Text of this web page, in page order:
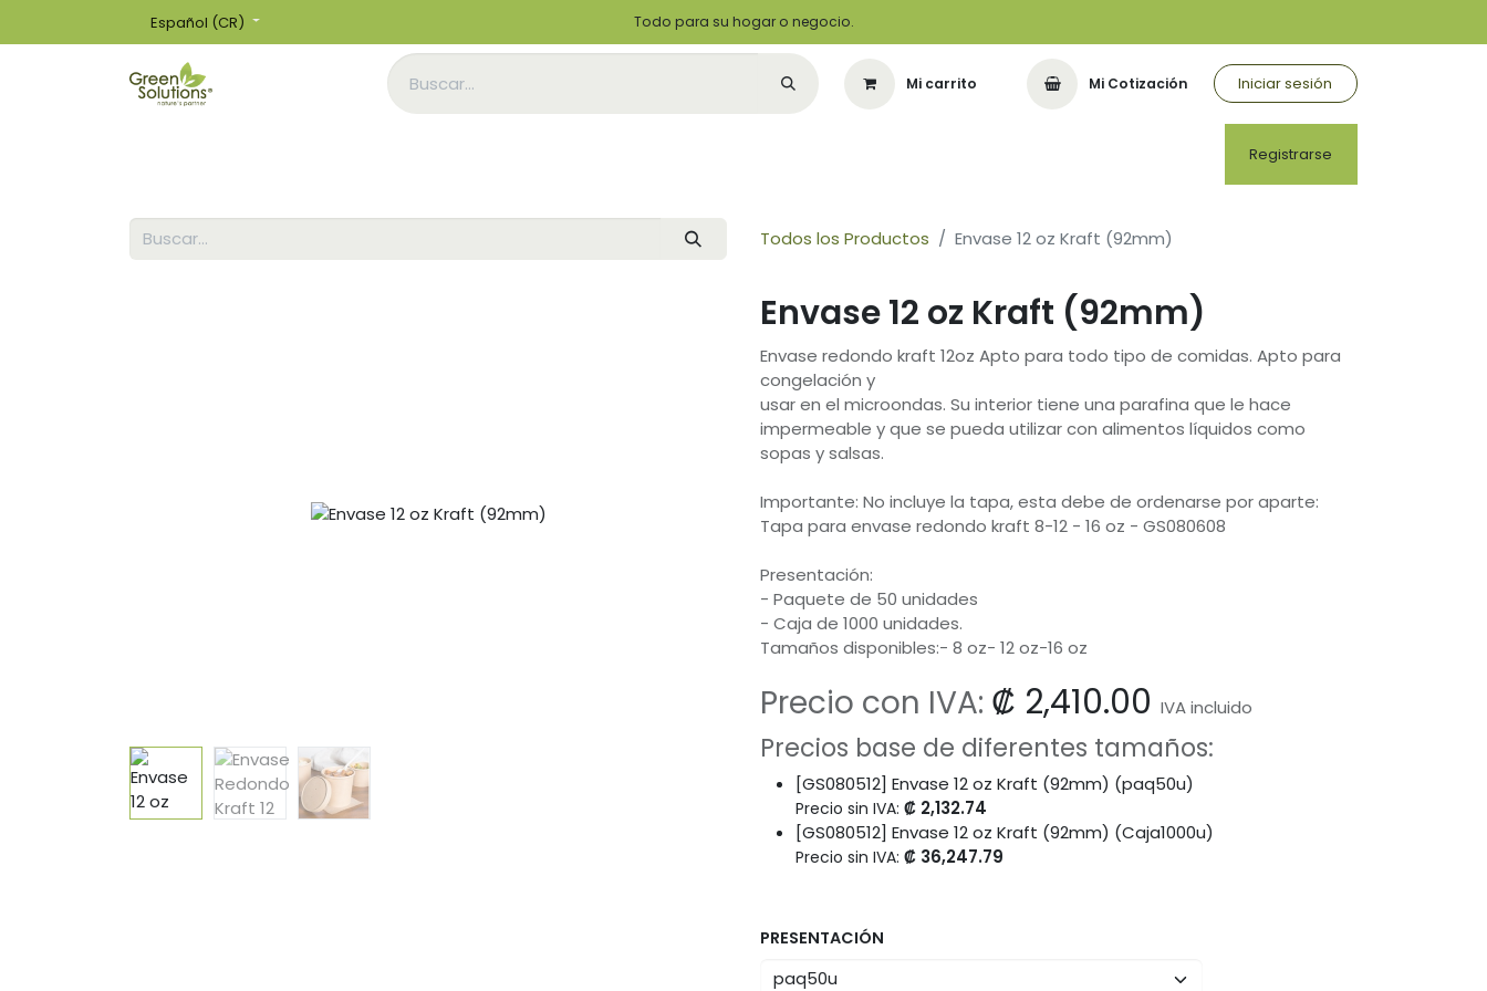
Español (CR) Todo para su hogar o negocio.
Mi carrito Mi Cotización Iniciar sesión
Registrarse
Todos los Productos Envase 12 oz Kraft (92mm)
Envase 12 oz Kraft (92mm)
Envase redondo kraft 12oz Apto para todo tipo de comidas. Apto para
congelación y
usar en el microondas. Su interior tiene una parafina que le hace
impermeable y que se pueda utilizar con alimentos líquidos como
sopas y salsas.
Importante: No incluye la tapa, esta debe de ordenarse por aparte:
Tapa para envase redondo kraft 8-12 - 16 oz - GS080608
Presentación:
- Paquete de 50 unidades
- Caja de 1000 unidades.
Tamaños disponibles:- 8 oz- 12 oz-16 oz
Precio con IVA: ₡ 2,410.00 IVA incluido
Precios base de diferentes tamaños:
[GS080512] Envase 12 oz Kraft (92mm) (paq50u)
Precio sin IVA: ₡ 2,132.74
[GS080512] Envase 12 oz Kraft (92mm) (Caja1000u)
Precio sin IVA: ₡ 36,247.79
PRESENTACIÓN